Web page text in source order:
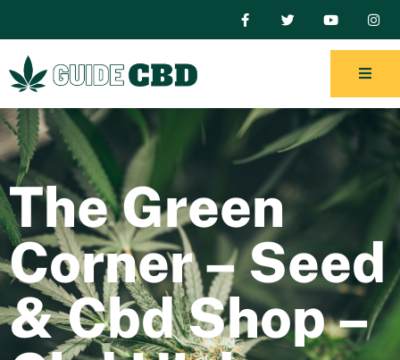
The Green
Corner – Seed
& Cbd Shop –